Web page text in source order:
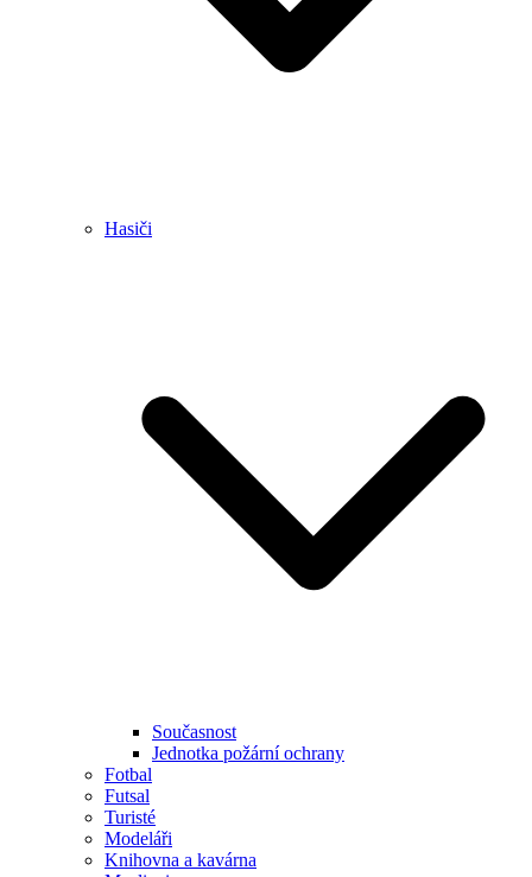
Hasiči
Současnost
Jednotka požární ochrany
Fotbal
Futsal
Turisté
Modeláři
Knihovna a kavárna